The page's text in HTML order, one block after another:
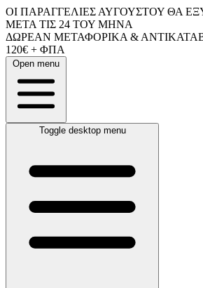
ΟΙ ΠΑΡΑΓΓΕΛΙΕΣ ΑΥΓΟΥΣΤΟΥ ΘΑ
ΜΕΤΑ ΤΙΣ 24 ΤΟΥ ΜΗΝΑ
ΔΩΡΕΑΝ ΜΕΤΑΦΟΡΙΚΑ &
120€ + ΦΠΑ
Open menu
Toggle desktop menu